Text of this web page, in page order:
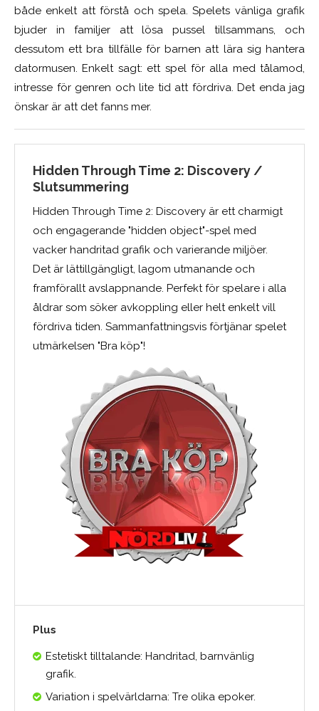
både enkelt att förstå och spela. Spelets vänliga grafik
bjuder in familjer att lösa pussel tillsammans, och
dessutom ett bra tillfälle för barnen att lära sig hantera
datormusen. Enkelt sagt: ett spel för alla med tålamod,
intresse för genren och lite tid att fördriva. Det enda jag
önskar är att det fanns mer.
Hidden Through Time 2: Discovery /
Slutsummering
Hidden Through Time 2: Discovery är ett charmigt
och engagerande "hidden object"-spel med
vacker handritad grafik och varierande miljöer.
Det är lättillgängligt, lagom utmanande och
framförallt avslappnande. Perfekt för spelare i alla
åldrar som söker avkoppling eller helt enkelt vill
fördriva tiden. Sammanfattningsvis förtjänar spelet
utmärkelsen "Bra köp"!
Plus
Estetiskt tilltalande: Handritad, barnvänlig
grafik.
Variation i spelvärldarna: Tre olika epoker.